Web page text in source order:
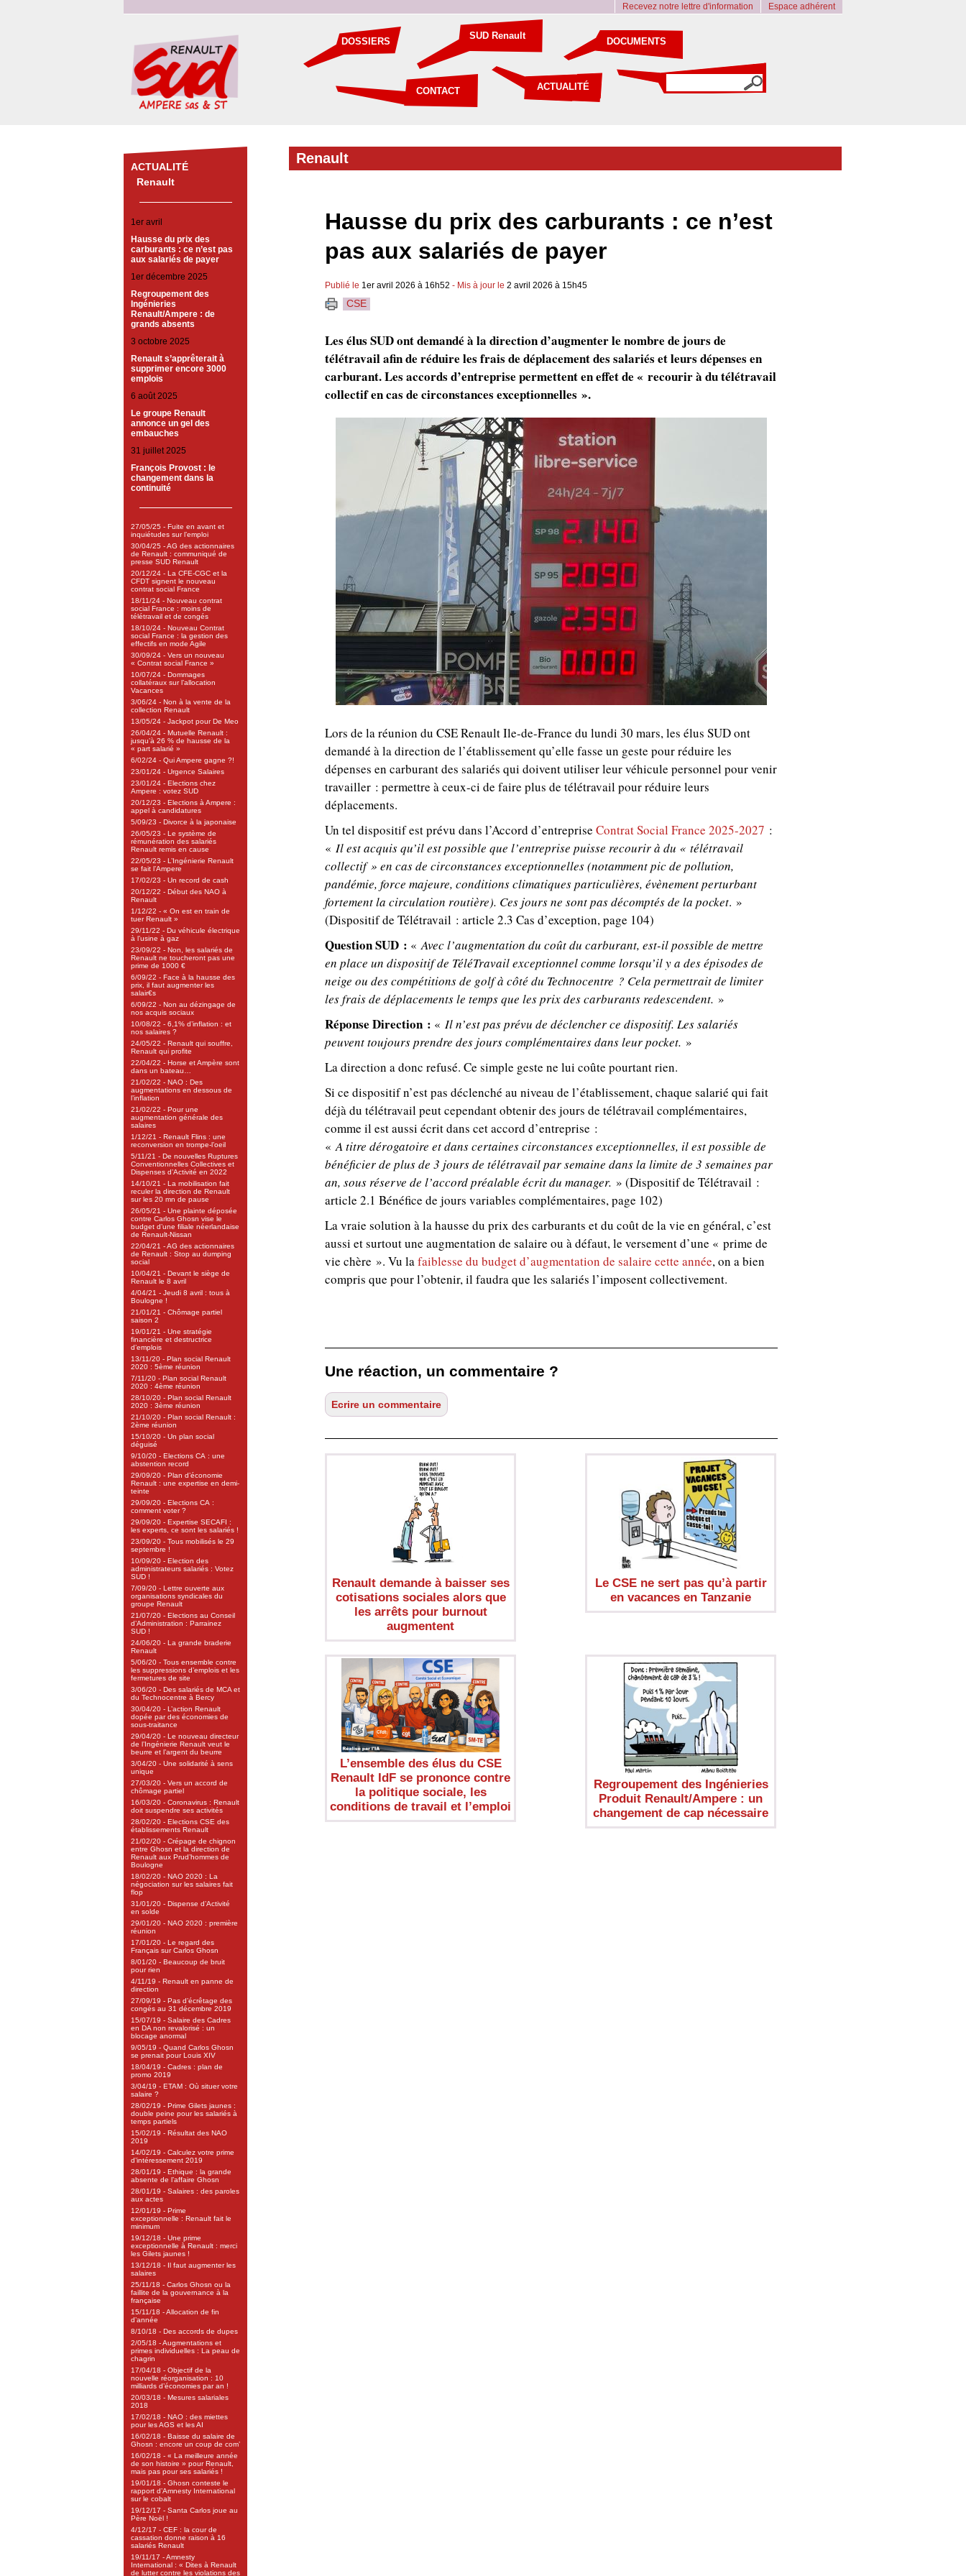
Espace adhérent
Recevez notre lettre d'information
SUD Renault
ACTUALITÉ
DOSSIERS
CONTACT
DOCUMENTS
ACTUALITÉ
Renault
1er avril
Hausse du prix des
carburants : ce n’est pas
aux salariés de payer
1er décembre 2025
Regroupement des
Ingénieries
Renault/Ampere : de
grands absents
3 octobre 2025
Renault s’apprêterait à
supprimer encore 3000
emplois
6 août 2025
Le groupe Renault
annonce un gel des
embauches
31 juillet 2025
François Provost : le
changement dans la
continuité
27/05/25 - Fuite en avant et
inquiétudes sur l’emploi
30/04/25 - AG des actionnaires
de Renault : communiqué de
presse SUD Renault
20/12/24 - La CFE-CGC et la
CFDT signent le nouveau
contrat social France
18/11/24 - Nouveau contrat
social France : moins de
télétravail et de congés
18/10/24 - Nouveau Contrat
social France : la gestion des
effectifs en mode Agile
30/09/24 - Vers un nouveau
« Contrat social France »
10/07/24 - Dommages
collatéraux sur l’allocation
Vacances
3/06/24 - Non à la vente de la
collection Renault
13/05/24 - Jackpot pour De Meo
26/04/24 - Mutuelle Renault :
jusqu’à 26 % de hausse de la
« part salarié »
6/02/24 - Qui Ampere gagne ?!
23/01/24 - Urgence Salaires
23/01/24 - Elections chez
Ampere : votez SUD
20/12/23 - Elections à Ampere :
appel à candidatures
5/09/23 - Divorce à la japonaise
26/05/23 - Le système de
rémunération des salariés
Renault remis en cause
22/05/23 - L’Ingénierie Renault
se fait l’Ampere
17/02/23 - Un record de cash
20/12/22 - Début des NAO à
Renault
1/12/22 - « On est en train de
tuer Renault »
29/11/22 - Du véhicule électrique
à l’usine à gaz
23/09/22 - Non, les salariés de
Renault ne toucheront pas une
prime de 1000 €
6/09/22 - Face à la hausse des
prix, il faut augmenter les
salair€s
6/09/22 - Non au dézingage de
nos acquis sociaux
10/08/22 - 6,1% d’inflation : et
nos salaires ?
24/05/22 - Renault qui souffre,
Renault qui profite
22/04/22 - Horse et Ampère sont
dans un bateau…
21/02/22 - NAO : Des
augmentations en dessous de
l’inflation
21/02/22 - Pour une
augmentation générale des
salaires
1/12/21 - Renault Flins : une
reconversion en trompe-l’oeil
5/11/21 - De nouvelles Ruptures
Conventionnelles Collectives et
Dispenses d’Activité en 2022
14/10/21 - La mobilisation fait
reculer la direction de Renault
sur les 20 mn de pause
26/05/21 - Une plainte déposée
contre Carlos Ghosn vise le
budget d’une filiale néerlandaise
de Renault-Nissan
22/04/21 - AG des actionnaires
de Renault : Stop au dumping
social
10/04/21 - Devant le siège de
Renault le 8 avril
4/04/21 - Jeudi 8 avril : tous à
Boulogne !
21/01/21 - Chômage partiel
saison 2
19/01/21 - Une stratégie
financière et destructrice
d’emplois
13/11/20 - Plan social Renault
2020 : 5ème réunion
7/11/20 - Plan social Renault
2020 : 4ème réunion
28/10/20 - Plan social Renault
2020 : 3ème réunion
21/10/20 - Plan social Renault :
2ème réunion
15/10/20 - Un plan social
déguisé
9/10/20 - Elections CA : une
abstention record
29/09/20 - Plan d’économie
Renault : une expertise en demi-
teinte
29/09/20 - Elections CA :
comment voter ?
29/09/20 - Expertise SECAFI :
les experts, ce sont les salariés !
23/09/20 - Tous mobilisés le 29
septembre !
10/09/20 - Election des
administrateurs salariés : Votez
SUD !
7/09/20 - Lettre ouverte aux
organisations syndicales du
groupe Renault
21/07/20 - Elections au Conseil
d’Administration : Parrainez
SUD !
24/06/20 - La grande braderie
Renault
5/06/20 - Tous ensemble contre
les suppressions d’emplois et les
fermetures de site
3/06/20 - Des salariés de MCA et
du Technocentre à Bercy
30/04/20 - L’action Renault
dopée par des économies de
sous-traitance
29/04/20 - Le nouveau directeur
de l’Ingénierie Renault veut le
beurre et l’argent du beurre
3/04/20 - Une solidarité à sens
unique
27/03/20 - Vers un accord de
chômage partiel
16/03/20 - Coronavirus : Renault
doit suspendre ses activités
28/02/20 - Elections CSE des
établissements Renault
21/02/20 - Crépage de chignon
entre Ghosn et la direction de
Renault aux Prud’hommes de
Boulogne
18/02/20 - NAO 2020 : La
négociation sur les salaires fait
flop
31/01/20 - Dispense d’Activité
en solde
29/01/20 - NAO 2020 : première
réunion
17/01/20 - Le regard des
Français sur Carlos Ghosn
8/01/20 - Beaucoup de bruit
pour rien
4/11/19 - Renault en panne de
direction
27/09/19 - Pas d’écrêtage des
congés au 31 décembre 2019
15/07/19 - Salaire des Cadres
en DA non revalorisé : un
blocage anormal
9/05/19 - Quand Carlos Ghosn
se prenait pour Louis XIV
18/04/19 - Cadres : plan de
promo 2019
3/04/19 - ETAM : Où situer votre
salaire ?
28/02/19 - Prime Gilets jaunes :
double peine pour les salariés à
temps partiels
15/02/19 - Résultat des NAO
2019
14/02/19 - Calculez votre prime
d’intéressement 2019
28/01/19 - Ethique : la grande
absente de l’affaire Ghosn
28/01/19 - Salaires : des paroles
aux actes
12/01/19 - Prime
exceptionnelle : Renault fait le
minimum
19/12/18 - Une prime
exceptionnelle à Renault : merci
les Gilets jaunes !
13/12/18 - Il faut augmenter les
salaires
25/11/18 - Carlos Ghosn ou la
faillite de la gouvernance à la
française
15/11/18 - Allocation de fin
d’année
8/10/18 - Des accords de dupes
2/05/18 - Augmentations et
primes individuelles : La peau de
chagrin
17/04/18 - Objectif de la
nouvelle réorganisation : 10
milliards d’économies par an !
20/03/18 - Mesures salariales
2018
17/02/18 - NAO : des miettes
pour les AGS et les AI
16/02/18 - Baisse du salaire de
Ghosn : encore un coup de com’
16/02/18 - « La meilleure année
de son histoire » pour Renault,
mais pas pour ses salariés !
19/01/18 - Ghosn conteste le
rapport d’Amnesty International
sur le cobalt
19/12/17 - Santa Carlos joue au
Père Noël !
4/12/17 - CEF : la cour de
cassation donne raison à 16
salariés Renault
19/11/17 - Amnesty
International : « Dites à Renault
de lutter contre les violations des
Renault
Hausse du prix des carburants : ce n’est
pas aux salariés de payer
Publié le 1er avril 2026 à 16h52 - Mis à jour le 2 avril 2026 à 15h45
CSE
Les élus SUD ont demandé à la direction d’augmenter le nombre de jours de
télétravail afin de réduire les frais de déplacement des salariés et leurs dépenses en
carburant. Les accords d’entreprise permettent en effet de « recourir à du télétravail
collectif en cas de circonstances exceptionnelles ».
Lors de la réunion du CSE Renault Ile-de-France du lundi 30 mars, les élus SUD ont
demandé à la direction de l’établissement qu’elle fasse un geste pour réduire les
dépenses en carburant des salariés qui doivent utiliser leur véhicule personnel pour venir
travailler : permettre à ceux-ci de faire plus de télétravail pour réduire leurs
déplacements.
Un tel dispositif est prévu dans l’Accord d’entreprise Contrat Social France 2025-2027 :
« Il est acquis qu’il est possible que l’entreprise puisse recourir à du « télétravail
collectif » en cas de circonstances exceptionnelles (notamment pic de pollution,
pandémie, force majeure, conditions climatiques particulières, évènement perturbant
fortement la circulation routière). Ces jours ne sont pas décomptés de la pocket. »
(Dispositif de Télétravail : article 2.3 Cas d’exception, page 104)
Question SUD : «Avec l’augmentation du coût du carburant, est-il possible de mettre
en place un dispositif de TéléTravail exceptionnel comme lorsqu’il y a des épisodes de
neige ou des compétitions de golf à côté du Technocentre ? Cela permettrait de limiter
les frais de déplacements le temps que les prix des carburants redescendent. »
Réponse Direction : « Il n’est pas prévu de déclencher ce dispositif. Les salariés
peuvent toujours prendre des jours complémentaires dans leur pocket. »
La direction a donc refusé. Ce simple geste ne lui coûte pourtant rien.
Si ce dispositif n’est pas déclenché au niveau de l’établissement, chaque salarié qui fait
déjà du télétravail peut cependant obtenir des jours de télétravail complémentaires,
comme il est aussi écrit dans cet accord d’entreprise :
«A titre dérogatoire et dans certaines circonstances exceptionnelles, il est possible de
bénéficier de plus de 3 jours de télétravail par semaine dans la limite de 3 semaines par
an, sous réserve de l’accord préalable écrit du manager. » (Dispositif de Télétravail :
article 2.1 Bénéfice de jours variables complémentaires, page 102)
La vraie solution à la hausse du prix des carburants et du coût de la vie en général, c’est
aussi et surtout une augmentation de salaire ou à défaut, le versement d’une « prime de
vie chère ». Vu lafaiblesse du budget d’augmentation de salaire cette année, on a bien
compris que pour l’obtenir, il faudra que les salariés l’imposent collectivement.
Une réaction, un commentaire ?
Renault demande à baisser ses
cotisations sociales alors que
les arrêts pour burnout
augmentent
Le CSE ne sert pas qu’à partir
en vacances en Tanzanie
L’ensemble des élus du CSE
Renault IdF se prononce contre
la politique sociale, les
conditions de travail et l’emploi
Regroupement des Ingénieries
Produit Renault/Ampere : un
changement de cap nécessaire